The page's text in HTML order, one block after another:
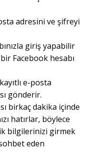
adresini ve şifreyi
giriş yapabilir
Facebook hesabı
e-posta
gönderir.
birkaç dakika içinde
hatırlar, böylece
bilgilerinizi girmek
eden